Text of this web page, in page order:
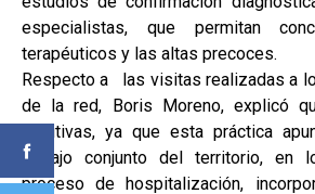
especialistas, que permitan
terapéuticos y las altas precoces.
Respecto a las visitas realizadas a
de la red, Boris Moreno, explicó
positivas, ya que esta práctica
trabajo conjunto del territorio, en
proceso de hospitalización,